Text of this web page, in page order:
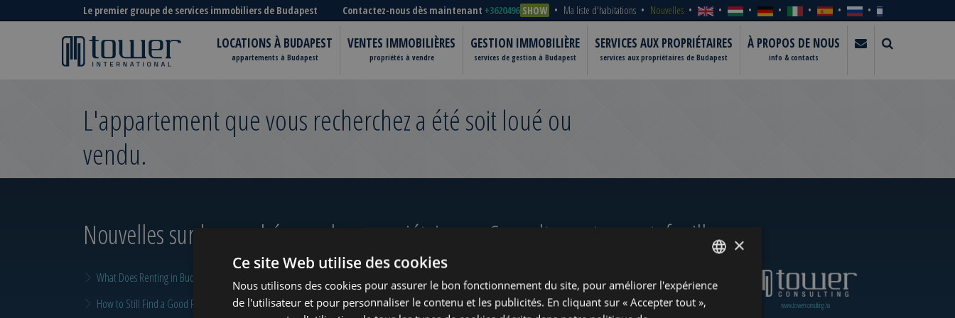
Le premier groupe de services immobiliers de Budapest Contactez-nous dès maintenant +3620496 SHOW Ma liste d'habitations Nouvelles
LOCATIONS À BUDAPEST
appartements à Budapest
VENTES IMMOBILIÈRES
propriétés à vendre
GESTION IMMOBILIÈRE
services de gestion à Budapest
SERVICES AUX PROPRIÉTAIRES
services aux propriétaires de Budapest
À PROPOS DE NOUS
info & contacts
L'appartement que vous recherchez a été soit loué ou
vendu.
Nouvelles sur le marché pour les propriétaires
What Does Renting in Budapest Really Cost?
How to Still Find a Good Rental in Budapest at the End of August
Consultez notre portefeuille
www.tower-investments.com www.towerassistance.com www.towerconsulting.hu
ENGLISH
HUNGARIAN
×
Ce site Web utilise des cookies
Nous utilisons des cookies pour assurer le bon fonctionnement du site, pour améliorer l'expérience
de l'utilisateur et pour personnaliser le contenu et les publicités. En cliquant sur « Accepter tout »,